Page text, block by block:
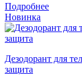
Подробнее
Новинка
Дезодорант для
защита